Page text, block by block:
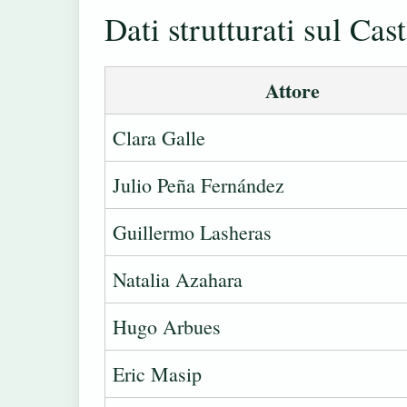
Dati strutturati sul Cast
Attore
Clara Galle
Julio Peña Fernández
Guillermo Lasheras
Natalia Azahara
Hugo Arbues
Eric Masip